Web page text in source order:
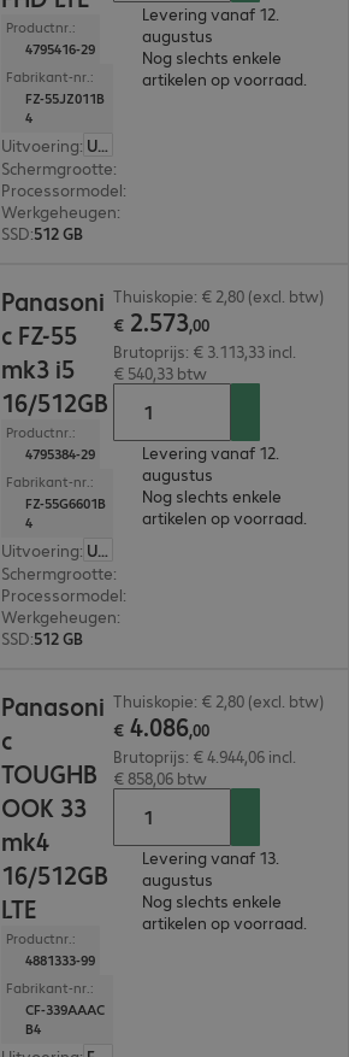
Productnr.:
4795416-29
Fabrikant-nr.:
FZ-55JZ011B
4
Uitvoering:
US (Engels)
Schermgrootte:
Processormodel:
Werkgeheugen:
SSD:512 GB
Levering vanaf 12.
augustus
Nog slechts enkele
artikelen op voorraad.
Panasoni
c FZ-55
mk3 i5
16/512GB
Productnr.:
4795384-29
Fabrikant-nr.:
FZ-55G6601B
4
Uitvoering:
US (Engels)
Schermgrootte:
Processormodel:
Werkgeheugen:
SSD:512 GB
Thuiskopie: € 2,80 (excl. btw)
€ 2.573,00
Brutoprijs: € 3.113,33 incl.
€ 540,33 btw
Levering vanaf 12.
augustus
Nog slechts enkele
artikelen op voorraad.
Panasoni
c
TOUGHB
OOK 33
mk4
16/512GB
LTE
Productnr.:
4881333-99
Fabrikant-nr.:
CF-339AAAC
B4
Thuiskopie: € 2,80 (excl. btw)
€ 4.086,00
Brutoprijs: € 4.944,06 incl.
€ 858,06 btw
Levering vanaf 13.
augustus
Nog slechts enkele
artikelen op voorraad.